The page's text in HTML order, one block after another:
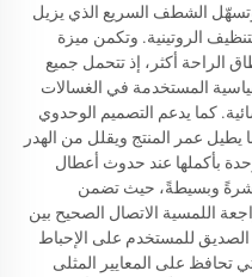
وتسهّل الشطف السريع الذي يزيل
الروتينية. وتكمن ميزة
الراحة أكثر، إذ تتحمل جميع
المستخدمة في الغسالات
كما يدعم التصميم الوحدوي
يطيل عمر المنتج ويقلل من الهدر
بأكملها عند حدوث أعطال
وبسيطةً، حيث تضمن
اللمسية الاتصال الصحيح بين
للمستخدم على الإحباط
تحافظ على المعايير المثلى